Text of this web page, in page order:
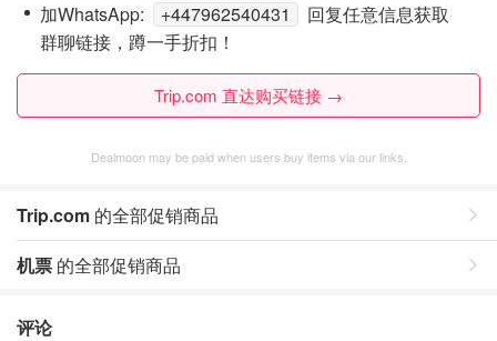
加WhatsApp:
+447962540431
回复任意信息获取
群聊链接，蹲一手折扣！
Trip.com 直达购买链接 →
Dealmoon may be paid when users buy items via our links.
Trip.com 的全部促销商品
机票 的全部促销商品
评论